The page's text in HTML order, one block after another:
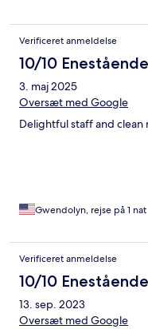
Verificeret anmeldelse
10/10 Enestående
3. maj 2025
Oversæt med Google
Delightful staff and clean
Gwendolyn, rejse på 1 nat
Verificeret anmeldelse
10/10 Enestående
13. sep. 2023
Oversæt med Google